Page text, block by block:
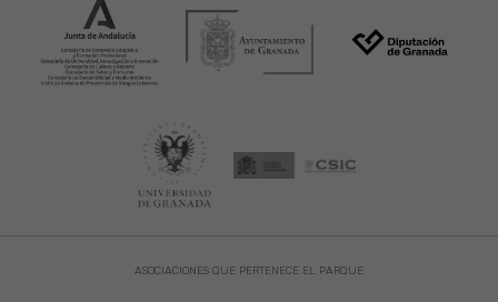
ASOCIACIONES QUE PERTENECE EL PARQUE